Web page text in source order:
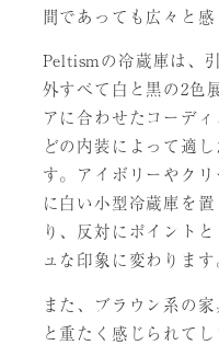
間であっても広々と感
Peltismの冷蔵庫は、
外すべて白と黒の2色
アに合わせたコーデ
どの内装によって適
す。アイボリーやク
に白い小型冷蔵庫を
り、反対にポイント
ュな印象に変わります
また、ブラウン系の
と重たく感じられて